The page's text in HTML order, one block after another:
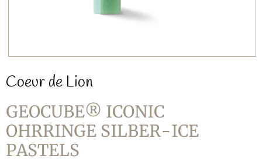
Coeur de Lion
GEOCUBE® ICONIC
OHRRINGE SILBER-ICE
PASTELS